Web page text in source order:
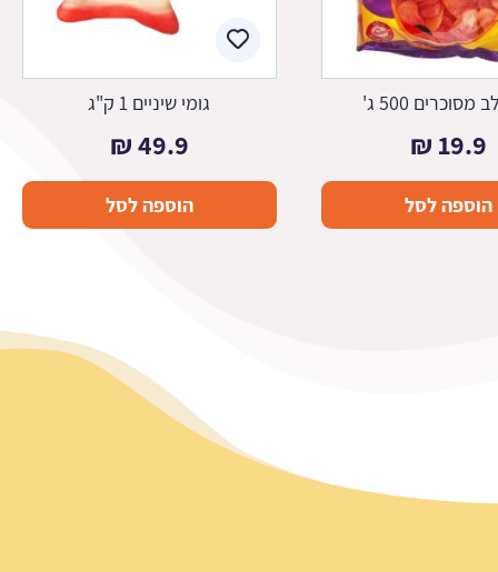
מסוכרים 500 ג'
19.9
₪
הוספה לסל
גומי שיניים 1 ק"ג
49.9
₪
הוספה לסל